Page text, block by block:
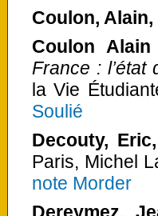
Coulon, Alain,
Coulon
France : l’état
la Vie
Soulié
Decouty, Eric,
Paris, Michel
note Morder